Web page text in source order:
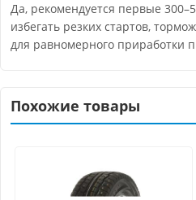
Да, рекомендуется первые
избегать резких стартов,
для равномерного приработки
Похожие товары